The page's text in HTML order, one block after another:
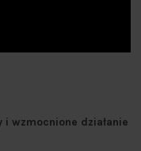
i wzmocnione działanie